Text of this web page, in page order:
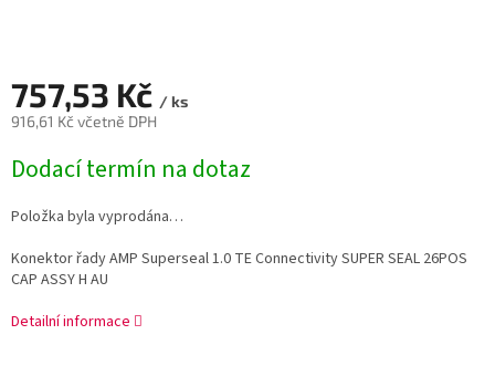
757,53 Kč / ks
916,61 Kč včetně DPH
cena:
Dodací termín na dotaz
Položka byla vyprodána…
Konektor řady AMP Superseal 1.0 TE Connectivity SUPER SEAL 26POS
CAP ASSY H AU
Detailní informace